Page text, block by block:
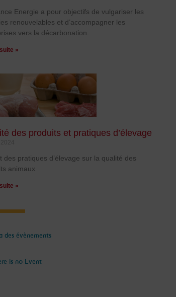
Energie a pour objectifs de vulgariser les
renouvelables et d’accompagner les
vers la décarbonation.
»
des produits et pratiques d’élevage
des pratiques d’élevage sur la qualité des
animaux
»
des évènements
is no Event